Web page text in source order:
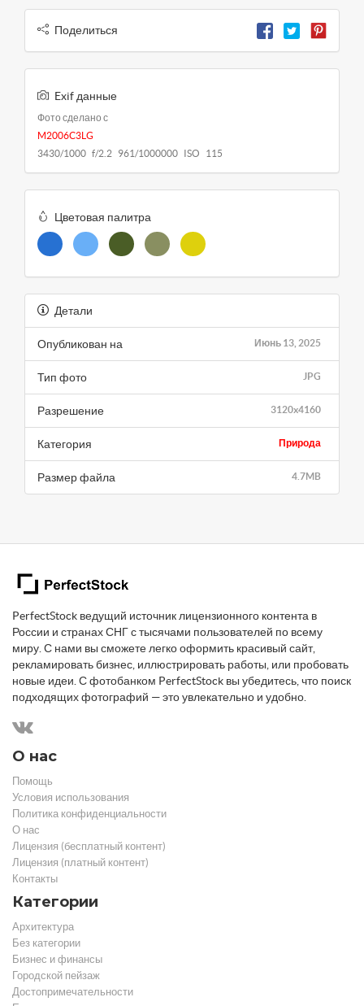
Поделиться
Exif данные
Фото сделано с
M2006C3LG
3430/1000 f/2.2 961/1000000 ISO 115
Цветовая палитра
Детали
Июнь 13, 2025
Опубликован на
JPG
Тип фото
3120x4160
Разрешение
Природа
Категория
4.7MB
Размер файла
PerfectStock ведущий источник лицензионного контента в
России и странах СНГ с тысячами пользователей по всему
миру. С нами вы сможете легко оформить красивый сайт,
рекламировать бизнес, иллюстрировать работы, или пробовать
новые идеи. С фотобанком PerfectStock вы убедитесь, что поиск
подходящих фотографий — это увлекательно и удобно.
О нас
Помощь
Условия использования
Политика конфиденциальности
О нас
Лицензия (бесплатный контент)
Лицензия (платный контент)
Контакты
Категории
Архитектура
Без категории
Бизнес и финансы
Городской пейзаж
Достопримечательности